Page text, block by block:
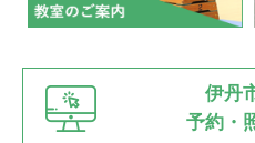
緑ケ丘体育館 猪名川運
2022.06.12
県知事杯争奪バレーボール大
緑ケ丘体育館
伊丹
予約・